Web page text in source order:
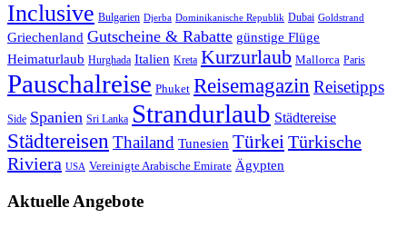
Inclusive Bulgarien Djerba Dominikanische Republik Dubai Goldstrand
Griechenland Gutscheine & Rabatte günstige Flüge
Heimaturlaub Hurghada Italien Kreta Kurzurlaub Mallorca Paris
Pauschalreise Phuket Reisemagazin Reisetipps
Side Spanien Sri Lanka Strandurlaub Städtereise
Städtereisen Thailand Tunesien TürkeiTürkische
Riviera USA Vereinigte Arabische Emirate Ägypten
Aktuelle Angebote